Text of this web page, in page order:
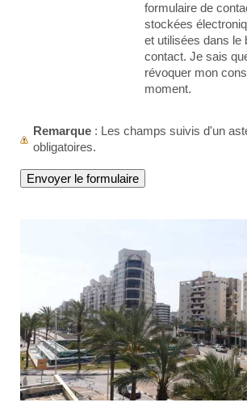
formulaire de
stockées
et utilisées dans le
contact. Je sais
révoquer mon
moment.
Remarque : Les champs suivis d'un
obligatoires.